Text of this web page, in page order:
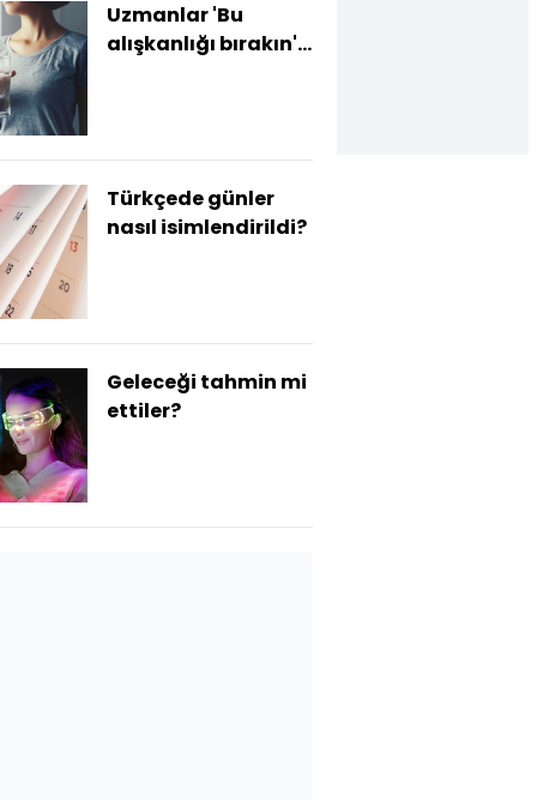
Uzmanlar 'Bu
alışkanlığı bırakın'
Türkçede günler
nasıl isimlendirildi?
Geleceği tahmin mi
ettiler?